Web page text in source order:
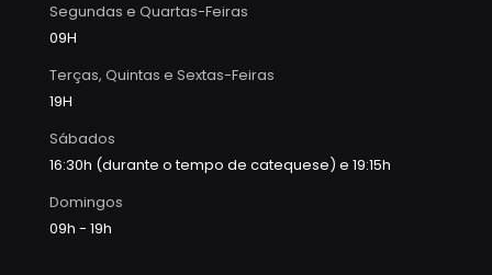
Segundas e Quartas-Feiras
09H
Terças, Quintas e Sextas-Feiras
19H
Sábados
16:30h (durante o tempo de catequese) e 19:15h
Domingos
09h - 19h